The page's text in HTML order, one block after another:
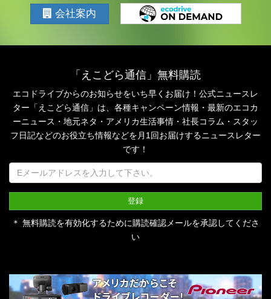
会社案内
「えこどら通信」無料購読
エコドライブからのお知らせをいち早くお届け！公式ニュースレ
ター「えこどら通信」は、 各種キャンペーン情報・最新のエコカ
ーニュース・地元ネタ・アメリカ生活事情・社長コラム・ スタッ
フ日記などのお役立ち情報などを月1回お届けするニュースレター
です！
＊ 無料購読を有効化するために購読確認メールを承認してくださ
い